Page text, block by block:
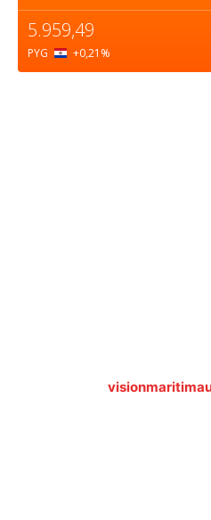
5.959,49
PYG +0,21 %